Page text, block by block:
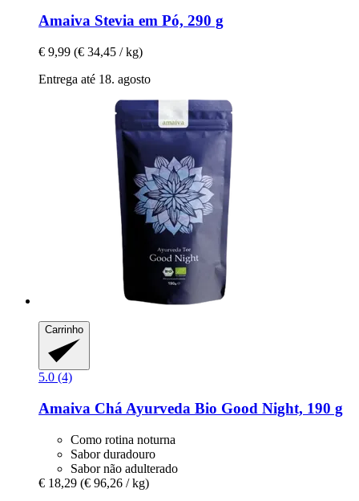
Amaiva Stevia em Pó, 290 g
€ 9,99 (€ 34,45 / kg)
Entrega até 18. agosto
Carrinho
5.0 (4)
Amaiva Chá Ayurveda Bio Good Night, 190 g
Como rotina noturna
Sabor duradouro
Sabor não adulterado
€ 18,29 (€ 96,26 / kg)